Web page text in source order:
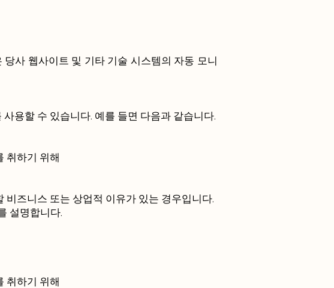
사 웹사이트 및 기타 기술 시스템의 자동 모니
용할 수 있습니다. 예를 들면 다음과 같습니다.
취하기 위해
즈니스 또는 상업적 이유가 있는 경우입니다.
설명합니다.
취하기 위해